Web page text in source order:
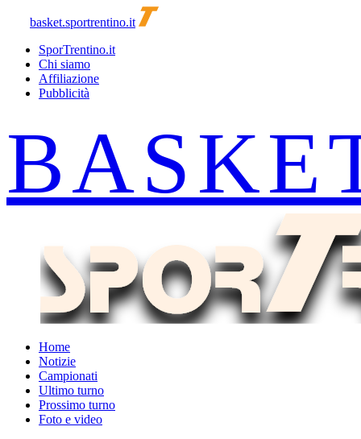
basket.sportrentino.it
SporTrentino.it
Chi siamo
Affiliazione
Pubblicità
Home
Notizie
Campionati
Ultimo turno
Prossimo turno
Foto e video